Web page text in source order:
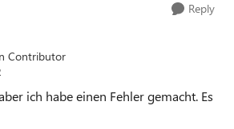
Reply
Contributor
ich habe einen Fehler gemacht. Es